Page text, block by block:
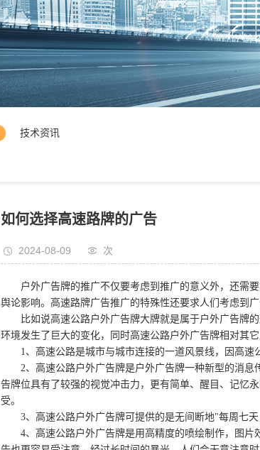
技术资讯
如何选择高速路牌的广告
2024-08-09 次
户外广告牌的推广不仅要考虑到推广的意义外，还需
舆论影响。高速路牌广告推广的特殊性还要求人们考虑到
比如说高速公路户外广告牌大牌就是属于户外广告牌
环境发生了巨大的变化，同时高速公路户外广告牌相对其
1、高速公路是城市与城市连接的一道风景线，因高
2、高速公路户外广告牌是户外广告牌一种新型的消
告牌位具有了较强的视觉冲击力，更有简单、醒目、记忆
受。
3、高速公路户外广告牌可提供的是无间断地"每周七
4、高速公路户外广告牌是用高精度的喷绘制作，图